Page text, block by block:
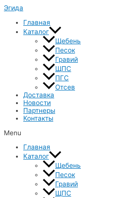
Перейти
содержимому
Эгида
Главная
Каталог
Щебень
Песок
Гравий
ЩПС
ПГС
Отсев
Доставка
Новости
Партнеры
Контакты
Menu
Главная
Каталог
Щебень
Песок
Гравий
ЩПС